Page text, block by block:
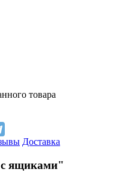
товара
Доставка
ящиками"